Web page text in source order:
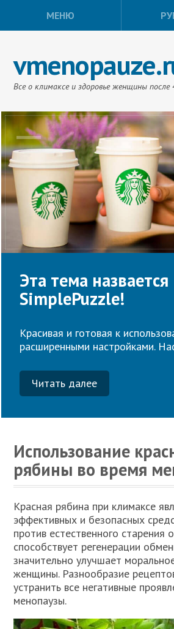
МЕНЮ
Все о климаксе и здоровье женщины после
Эта тема назвается
SimplePuzzle!
Красивая и готовая к
расширенными настройками.
Читать далее
Использование
рябины во время
Красная рябина при климаксе
эффективных и безопасных
против естественного старения
способствует регенерации
значительно улучшает
женщины. Разнообразие
устранить все негативные
менопаузы.